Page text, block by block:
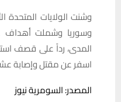
وشنت الولايات المتحدة
وسوريا وشملت أهداف
المدى، رداً على قصف
اسفر عن مقتل وإصابة
المصدر: السومرية نيوز